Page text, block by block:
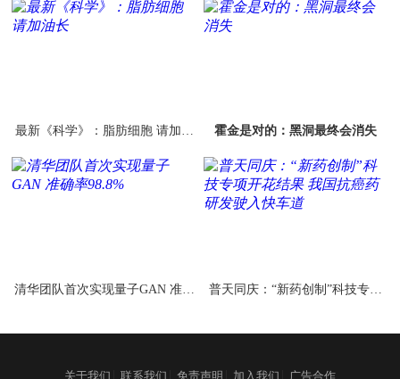
最新《科学》：脂肪细胞 请加油
霍金是对的：黑洞最终会消失
清华团队首次实现量子GAN 准确
普天同庆：“新药创制”科技专项
关于我们 联系我们 免责声明 加入我们 广告合作